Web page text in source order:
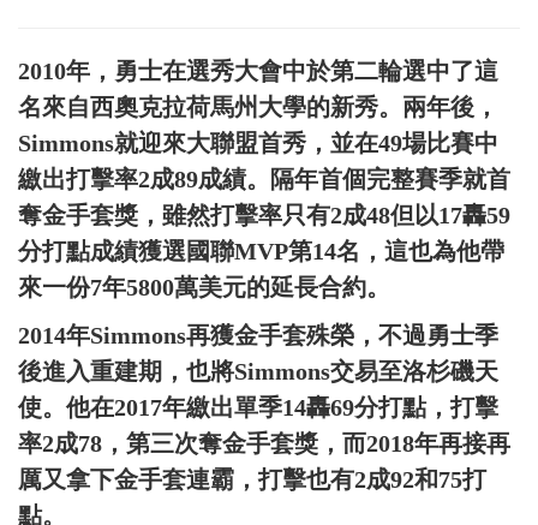
2010年，勇士在選秀大會中於第二輪選中了這
名來自西奧克拉荷馬州大學的新秀。兩年後，
Simmons就迎來大聯盟首秀，並在49場比賽中
繳出打擊率2成89成績。隔年首個完整賽季就首
奪金手套獎，雖然打擊率只有2成48但以17轟59
分打點成績獲選國聯MVP第14名，這也為他帶
來一份7年5800萬美元的延長合約。
2014年Simmons再獲金手套殊榮，不過勇士季
後進入重建期，也將Simmons交易至洛杉磯天
使。他在2017年繳出單季14轟69分打點，打擊
率2成78，第三次奪金手套獎，而2018年再接再
厲又拿下金手套連霸，打擊也有2成92和75打
點。